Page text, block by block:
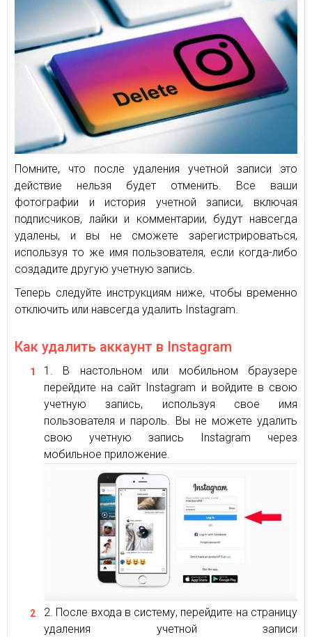
Помните, что после удаления учетной записи это
действие нельзя будет отменить. Все ваши
фотографии и история учетной записи, включая
подписчиков, лайки и комментарии, будут навсегда
удалены, и вы не сможете зарегистрироваться,
используя то же имя пользователя, если когда-либо
создадите другую учетную запись.
Теперь следуйте инструкциям ниже, чтобы временно
отключить или навсегда удалить Instagram.
Как удалить аккаунт в Instagram
В настольном или мобильном браузере
перейдите на сайт Instagram и войдите в свою
учетную запись, используя свое имя
пользователя и пароль. Вы не можете удалить
свою учетную запись Instagram через
мобильное приложение.
После входа в систему, перейдите на страницу
удаления учетной записи